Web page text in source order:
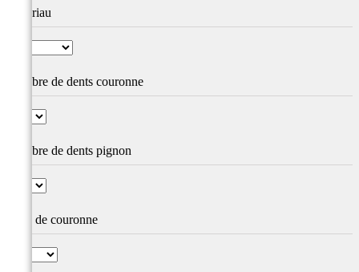
Matériau
Nombre de dents couronne
Nombre de dents pignon
Type de couronne